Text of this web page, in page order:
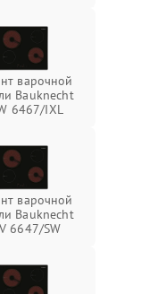
варочной
Bauknecht
6467/IXL
варочной
Bauknecht
6647/SW